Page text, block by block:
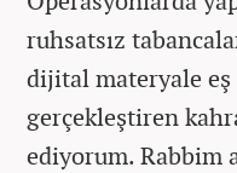
ruhsatsız
dijital materyale eş
gerçekleştiren
ediyorum. Rabbim